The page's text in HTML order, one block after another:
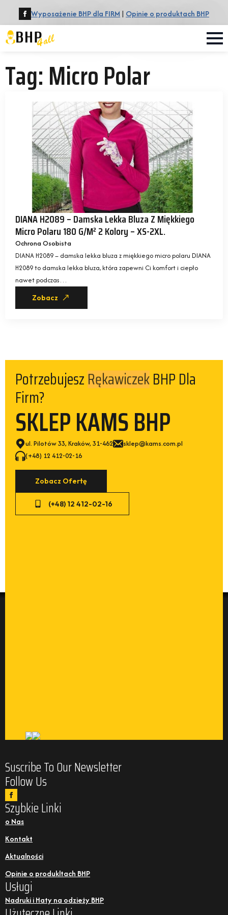
Wyposażenie BHP dla FIRM | Opinie o produktach BHP
Tag:Micro Polar
DIANA H2089 – Damska Lekka Bluza Z Miękkiego
Micro Polaru 180 G/m² 2 Kolory – XS-2XL.
Ochrona Osobista
DIANA H2089 – damska lekka bluza z miękkiego micro polaru DIANA
H2089 to damska lekka bluza, która zapewni Ci komfort i ciepło
nawet podczas…
Zobacz
Potrzebujesz Rękawiczek BHP Dla
Firm?
SKLEP KAMS BHP
ul. Pilotów 33, Kraków, 31-462
sklep@kams.com.pl
(+48) 12 412-02-16
Zobacz Ofertę
(+48) 12 412-02-16
Suscribe To Our Newsletter
Follow Us
Szybkie Linki
o Nas
Kontakt
Aktualności
Opinie o produkltach BHP
Usługi
Nadruki i Haty na odzieży BHP